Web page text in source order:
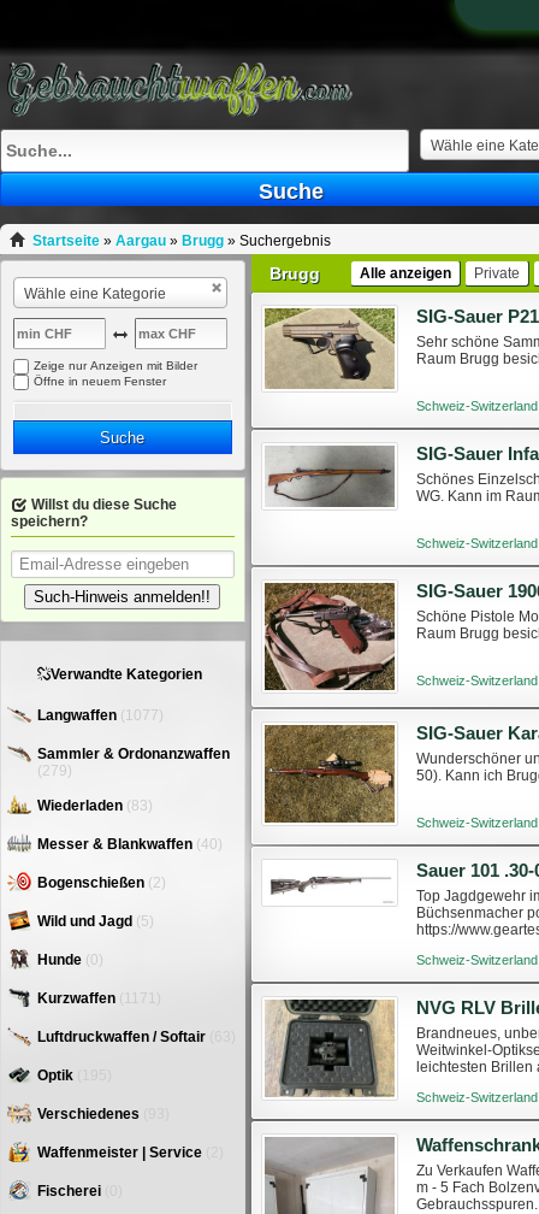
Wähle eine
Suche
Startseite» Aargau» Brugg» Suchergebnis
Brugg Alle anzeigen Private
Sehr schöne
Raum Brugg
Schweiz-
SIG-Sauer
Schönes
WG. Kann im
Schweiz-
Schöne Pistole
Raum Brugg
Schweiz-
Wunderschöner
50). Kann ich
Schweiz-
Sauer 101
Top Jagdgewehr
Büchsenmacher
https://
Schweiz-
NVG RLV
Brandneues,
Weitwinkel-
leichtesten Brillen
Schweiz-
Zu Verkaufen
m - 5 Fach
Wähle eine Kategorie
Zeige nur Anzeigen mit Bilder
Öffne in neuem Fenster
Suche
Willst du diese Suche
speichern?
Such-Hinweis anmelden!!
Verwandte Kategorien
Langwaffen (1077)
Sammler & Ordonanzwaffen
(279)
Wiederladen (83)
Messer & Blankwaffen (40)
Bogenschießen (2)
Wild und Jagd (5)
Hunde (0)
Kurzwaffen (1171)
Luftdruckwaffen / Softair
Optik
Verschiedenes
Waffenmeister | Service
Fischerei